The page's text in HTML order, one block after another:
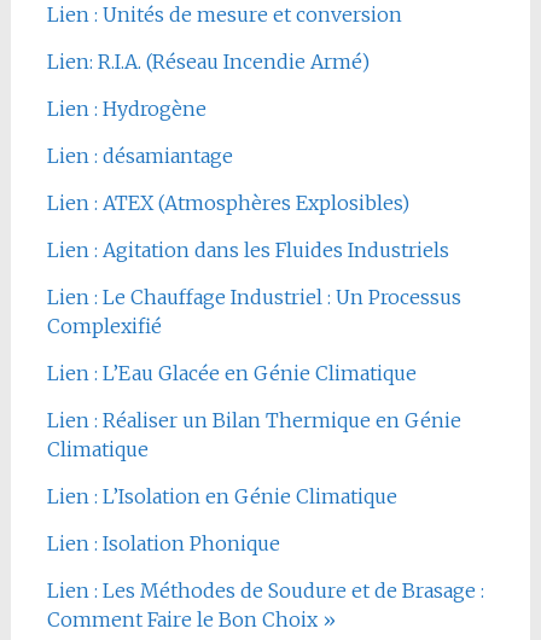
Lien : Unités de mesure et conversion
Lien: R.I.A. (Réseau Incendie Armé)
Lien : Hydrogène
Lien : désamiantage
Lien : ATEX (Atmosphères Explosibles)
Lien : Agitation dans les Fluides Industriels
Lien : Le Chauffage Industriel : Un Processus
Complexifié
Lien : L’Eau Glacée en Génie Climatique
Lien : Réaliser un Bilan Thermique en Génie
Climatique
Lien : L’Isolation en Génie Climatique
Lien : Isolation Phonique
Lien : Les Méthodes de Soudure et de Brasage :
Comment Faire le Bon Choix »